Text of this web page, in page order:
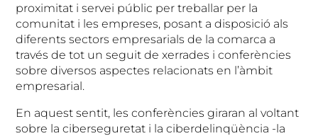
proximitat i servei públic per treballar per la
comunitat i les empreses, posant a disposició als
diferents sectors empresarials de la comarca a
través de tot un seguit de xerrades i conferències
sobre diversos aspectes relacionats en l’àmbit
empresarial.
En aquest sentit, les conferències giraran al voltant
sobre la ciberseguretat i la ciberdelinqüència -la